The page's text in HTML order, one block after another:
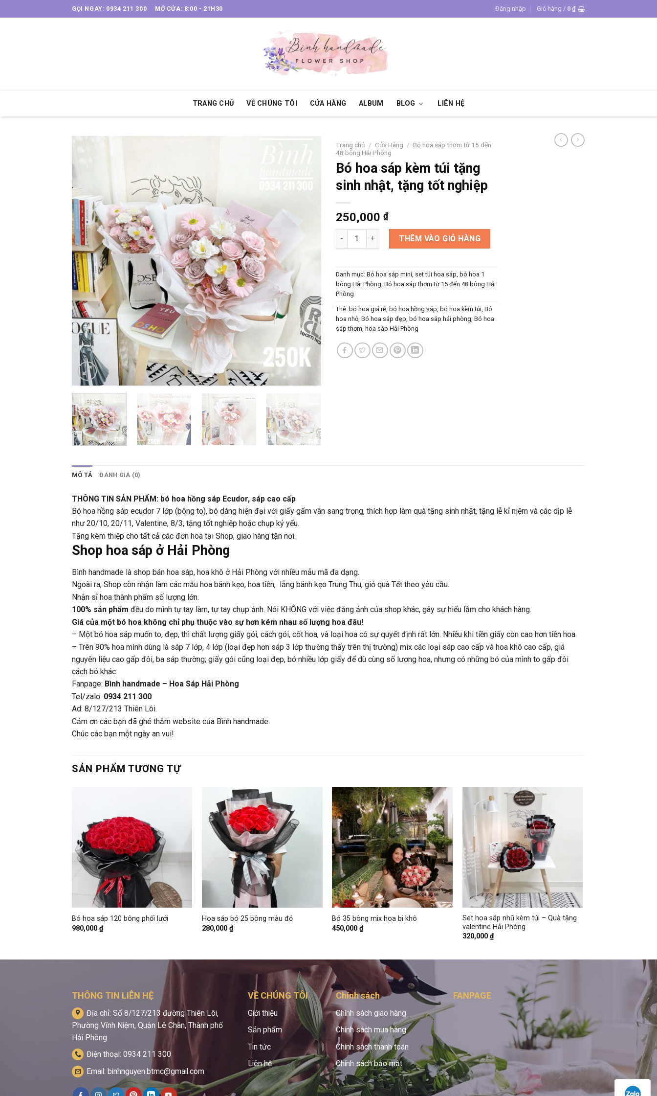
to
GỌI NGAY: 0934 211 300 MỞ CỬA: 8:00 - 21H30 Đăng nhập Giỏ hàng / 0 ₫
TRANG CHỦ VỀ CHÚNG TÔI CỬA HÀNG ALBUM BLOG LIÊN HỆ
Trang chủ / Cửa Hàng / Bó hoa sáp thơm từ 15 đến
48 bông Hải Phòng
Bó hoa sáp kèm túi tặng
sinh nhật, tặng tốt nghiệp
250,000 ₫
Bó hoa sáp kèm túi tặng sinh nhật, tặng tốt nghiệp số lượng
THÊM VÀO GIỎ HÀNG
Danh mục: Bó hoa sáp mini, set túi hoa sáp, bó hoa 1
bông Hải Phòng Bó hoa sáp thơm từ 15 đến 48 bông Hải
Phòng
Thẻ: bó hoa giá rẻ bó hoa hồng sáp bó hoa kèm túi Bó
hoa nhỏ Bó hoa sáp đẹp bó hoa sáp hải phòng Bó hoa
sáp thơm hoa sáp Hải Phòng
MÔ TẢ ĐÁNH GIÁ (0)
THÔNG TIN SẢN PHẨM: bó hoa hồng sáp Ecudor, sáp cao cấp
Bó hoa hồng sáp ecudor 7 lớp (bông to), bó dáng hiện đại với giấy gấm vân sang trọng, thích hợp làm quà tặng sinh nhật, tặng lễ kỉ niệm và các dịp lễ
như 20/10, 20/11, Valentine, 8/3, tặng tốt nghiệp hoặc chụp kỷ yếu.
Tặng kèm thiệp cho tất cả các đơn hoa tại Shop, giao hàng tận nơi.
Shop hoa sáp ở Hải Phòng
Bình handmade là shop bán hoa sáp, hoa khô ở Hải Phòng với nhiều mẫu mã đa dạng.
Ngoài ra, Shop còn nhận làm các mẫu hoa bánh kẹo, hoa tiền, lẵng bánh kẹo Trung Thu, giỏ quà Tết theo yêu cầu.
Nhận sỉ hoa thành phẩm số lượng lớn.
100% sản phẩm đều do mình tự tay làm, tự tay chụp ảnh. Nói KHÔNG với việc đăng ảnh của shop khác, gây sự hiểu lầm cho khách hàng.
Giá của một bó hoa không chỉ phụ thuộc vào sự hơn kém nhau số lượng hoa đâu!
– Một bó hoa sáp muốn to, đẹp, thì chất lượng giấy gói, cách gói, cốt hoa, và loại hoa có sự quyết định rất lớn. Nhiều khi tiền giấy còn cao hơn tiền hoa.
– Trên 90% hoa mình dùng là sáp 7 lớp, 4 lớp (loại đẹp hơn sáp 3 lớp thường thấy trên thị trường) mix các loại sáp cao cấp và hoa khô cao cấp, giá
nguyên liệu cao gấp đôi, ba sáp thường; giấy gói cũng loại đẹp, bó nhiều lớp giấy để dù cùng số lượng hoa, nhưng có những bó của mình to gấp đôi
cách bó khác.
Fanpage: Bình handmade – Hoa Sáp Hải Phòng
Tel/zalo: 0934 211 300
Ad: 8/127/213 Thiên Lôi.
Cảm ơn các bạn đã ghé thăm website của Bình handmade.
Chúc các bạn một ngày an vui!
SẢN PHẨM TƯƠNG TỰ
Bó hoa sáp 120 bông phối lưới
980,000 ₫
Hoa sáp bó 25 bông màu đỏ
280,000₫
+
Bó 35 bông mix hoa bi khô
450,000₫
+
Set hoa sáp nhũ kèm túi – Quà tặng
valentine Hải Phòng
320,000 ₫
THÔNG TIN LIÊN HỆ
Địa chỉ: Số 8/127/213 đường Thiên Lôi,
Phường Vĩnh Niệm, Quận Lê Chân, Thành phố
Hải Phòng
Điện thoại: 0934 211 300
Email: binhnguyen.btmc@gmail.com
VỀ CHÚNG TÔI
Giới thiệu
Sản phẩm
Tin tức
Liên hệ
Chính sách
Chính sách giao hàng
Chính sách mua hàng
Chính sách thanh toán
Chính sách bảo mật
FANPAGE